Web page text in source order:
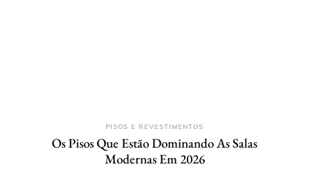
PISOS E REVESTIMENTOS
Os Pisos Que Estão Dominando As Salas
Modernas Em 2026